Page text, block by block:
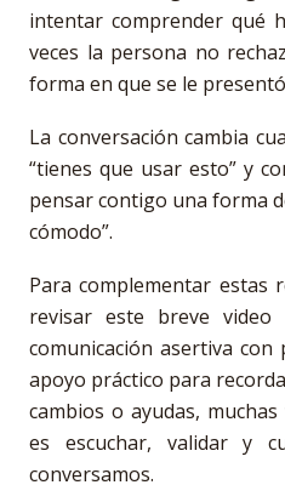
intentar comprender qué
veces la persona no
forma en que se le
La conversación cambia
“tienes que usar esto” y
pensar contigo una forma
cómodo”.
Para complementar estas
revisar este breve video
comunicación asertiva con
apoyo práctico para
cambios o ayudas,
es escuchar, validar y
conversamos.